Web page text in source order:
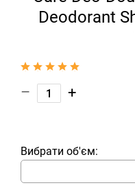
Deodorant
– +
Вибрати об'єм: